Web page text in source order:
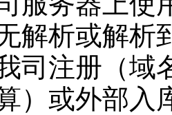
解析或解析
司注册（域
）或外部入